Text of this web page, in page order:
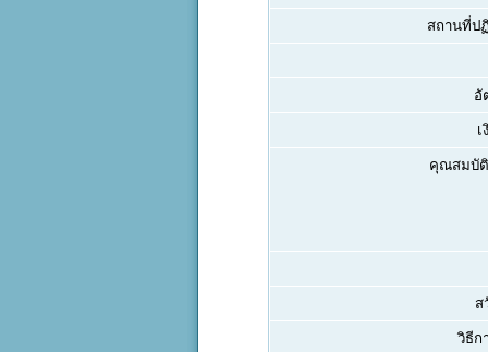
สถานที่ป
อั
คุณสมบั
ส
วิธีก